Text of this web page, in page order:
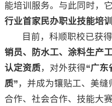
能培训服务。与此同时，
行业首家民办职业技能培
目前，科顺职校已获
销员、防水工、涂料生产
认定资质，对外获得“广东
质” ，并成为镶贴工、美
合作、社会合作、技能大